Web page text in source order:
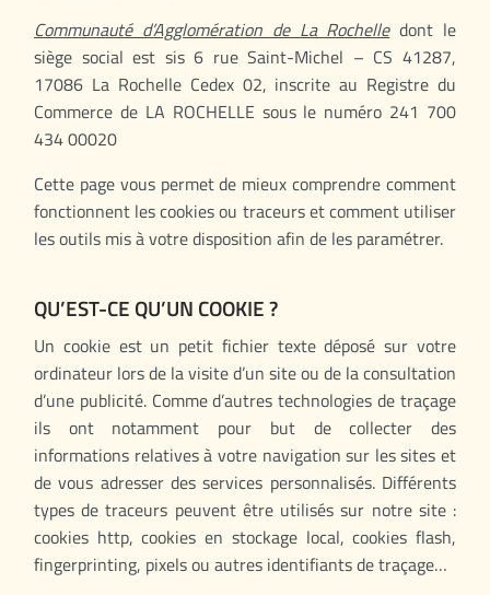
Communauté d’Agglomération de La Rochelledont le
siège social est sis 6 rue Saint-Michel – CS 41287,
17086 La Rochelle Cedex 02, inscrite au Registre du
Commerce de LA ROCHELLE sous le numéro 241 700
434 00020
Cette page vous permet de mieux comprendre comment
fonctionnent les cookies ou traceurs et comment utiliser
les outils mis à votre disposition afin de les paramétrer.
QU’EST-CE QU’UN COOKIE ?
Un cookie est un petit fichier texte déposé sur votre
ordinateur lors de la visite d’un site ou de la consultation
d’une publicité. Comme d’autres technologies de traçage
ils ont notamment pour but de collecter des
informations relatives à votre navigation sur les sites et
de vous adresser des services personnalisés. Différents
types de traceurs peuvent être utilisés sur notre site :
cookies http, cookies en stockage local, cookies flash,
fingerprinting, pixels ou autres identifiants de traçage…